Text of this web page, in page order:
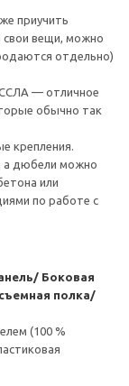
приучить
свои вещи, можно
отдельно)
— отличное
обычно так
крепления.
а дюбели можно
или
по работе с
Боковая
полка/
(100 %